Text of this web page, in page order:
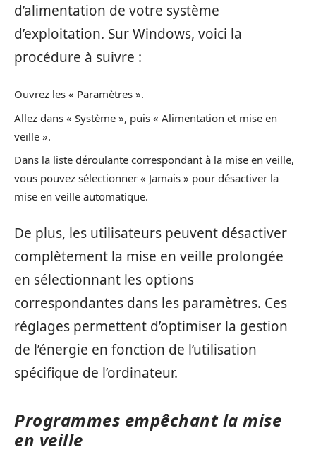
d’alimentation de votre système
d’exploitation. Sur Windows, voici la
procédure à suivre :
Ouvrez les « Paramètres ».
Allez dans « Système », puis « Alimentation et mise en
veille ».
Dans la liste déroulante correspondant à la mise en veille,
vous pouvez sélectionner « Jamais » pour désactiver la
mise en veille automatique.
De plus, les utilisateurs peuvent désactiver
complètement la mise en veille prolongée
en sélectionnant les options
correspondantes dans les paramètres. Ces
réglages permettent d’optimiser la gestion
de l’énergie en fonction de l’utilisation
spécifique de l’ordinateur.
Programmes empêchant la mise
en veille